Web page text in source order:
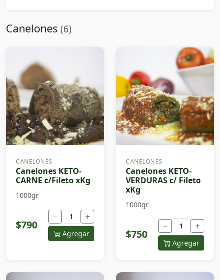
Canelones (6)
CANELONES
Canelones KETO-
CARNE c/Fileto xKg
1000gr
$790
− +
Agregar
CANELONES
Canelones KETO-
VERDURAS c/ Fileto
xKg
1000gr
$750
− +
Agregar